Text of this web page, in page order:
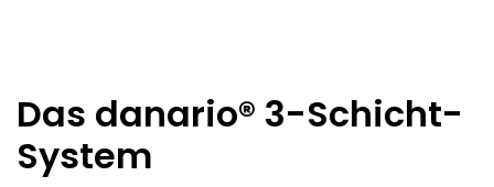
Das danario® 3-Schicht-
System